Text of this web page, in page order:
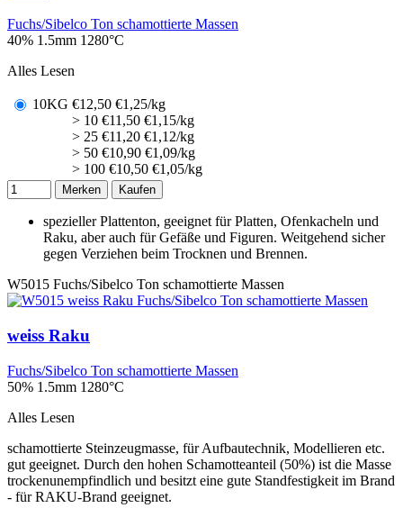
Fuchs/Sibelco Ton schamottierte Massen
40% 1.5mm 1280°C
Alles Lesen
10KG €12,50 €1,25/kg
> 10 €11,50 €1,15/kg
> 25 €11,20 €1,12/kg
> 50 €10,90 €1,09/kg
> 100 €10,50 €1,05/kg
Merken Kaufen
spezieller Plattenton, geeignet für Platten, Ofenkacheln und
Raku, aber auch für Gefäße und Figuren. Weitgehend sicher
gegen Verziehen beim Trocknen und Brennen.
W5015 Fuchs/Sibelco Ton schamottierte Massen
weiss Raku
Fuchs/Sibelco Ton schamottierte Massen
50% 1.5mm 1280°C
Alles Lesen
schamottierte Steinzeugmasse, für Aufbautechnik, Modellieren etc.
gut geeignet. Durch den hohen Schamotteanteil (50%) ist die Masse
trockenunempfindlich und besitzt eine gute Standfestigkeit im Brand
- für RAKU-Brand geeignet.